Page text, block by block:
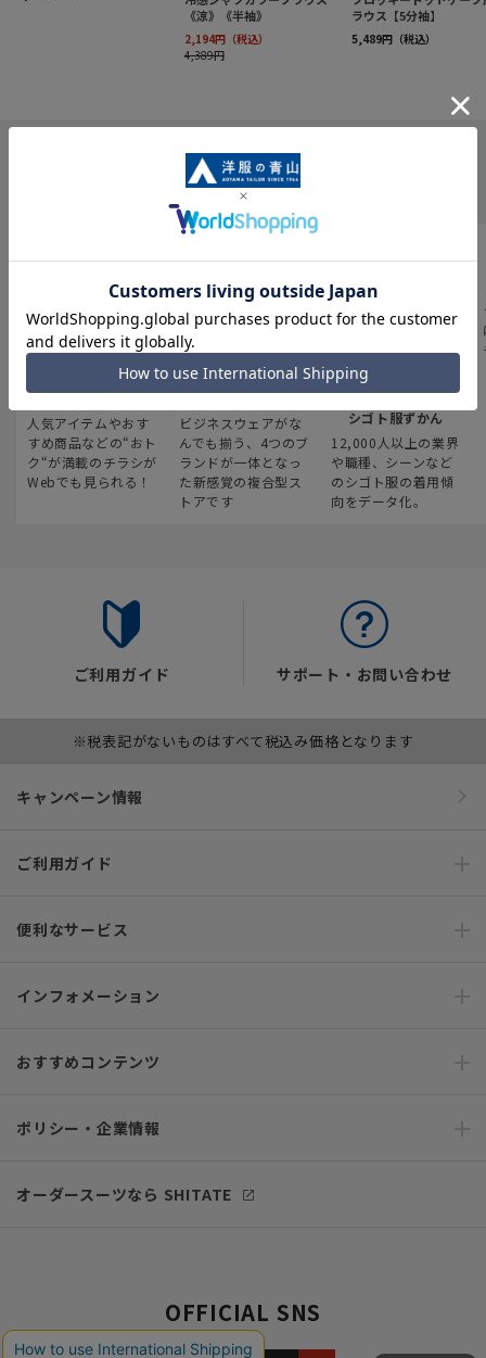
INFORMATION
最新のお買い得情報
人気アイテムやおす
すめ商品などの“おト
ク“が満載のチラシが
Webでも見られる！
スーツスクエア
ビジネスウェアがな
んでも揃う、4つのブ
ランドが一体となっ
た新感覚の複合型ス
トアです
みんなの
シゴト服ずかん
12,000人以上の業界
や職種、シーンなど
のシゴト服の着用傾
向をデータ化。
ご利用ガイド サポート・お問い合わせ
※税表記がないものはすべて税込み価格となります
キャンペーン情報
ご利用ガイド
便利なサービス
インフォメーション
おすすめコンテンツ
ポリシー・企業情報
オーダースーツなら SHITATE
OFFICIAL SNS